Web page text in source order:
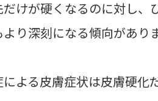
だけが硬くなるのに対し、
り深刻になる傾向がありま
よる皮膚症状は皮膚硬化